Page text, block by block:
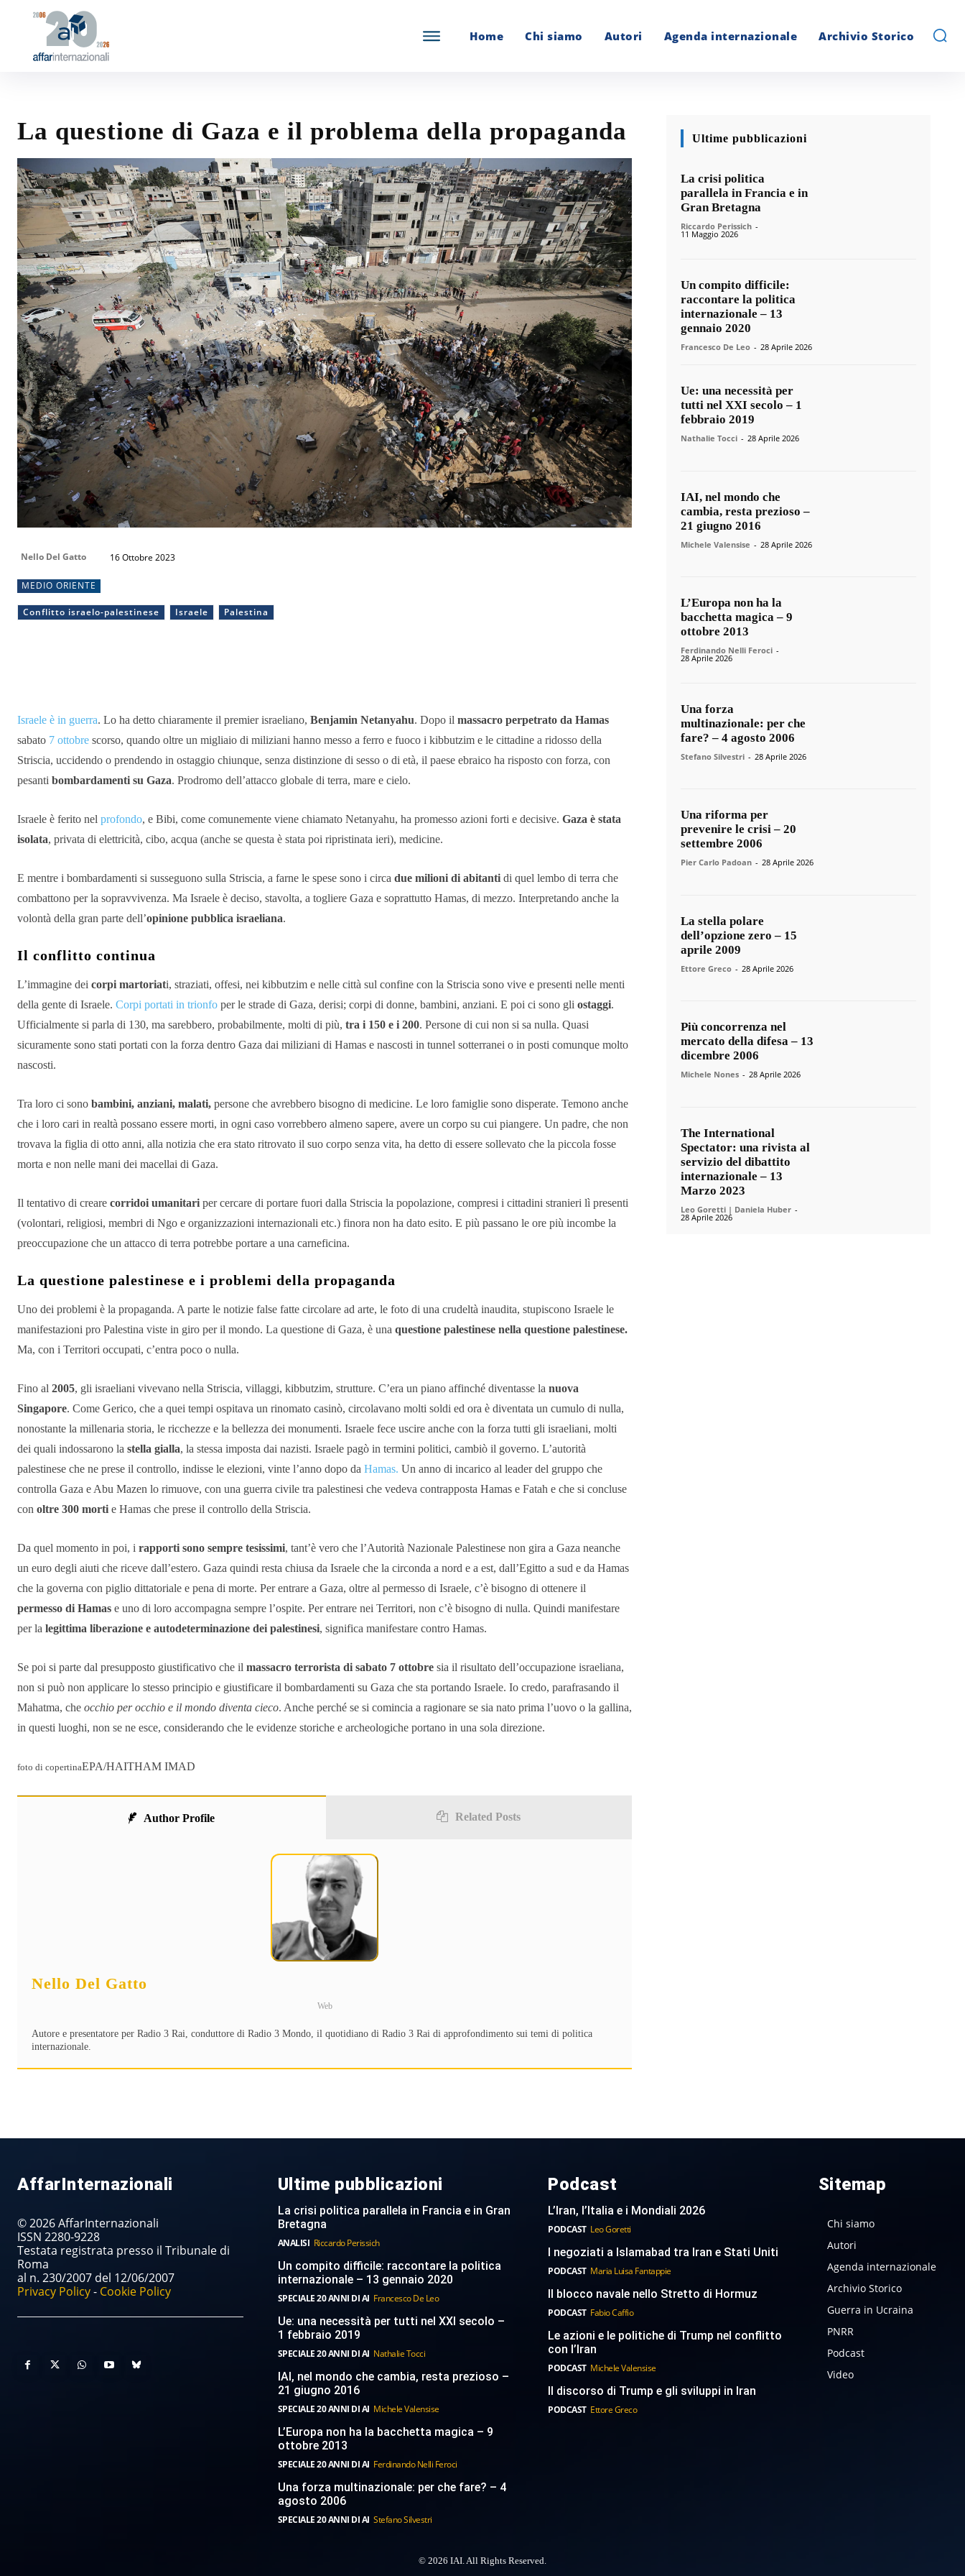
Home Chi siamo Autori Agenda internazionale Archivio Storico
La questione di Gaza e il problema della propaganda
Nello Del Gatto 16 Ottobre 2023
MEDIO ORIENTE
Conflitto israelo-palestinese Israele Palestina
Israele è in guerra. Lo ha detto chiaramente il premier israeliano, Benjamin Netanyahu. Dopo il massacro perpetrato da Hamas
sabato 7 ottobre scorso, quando oltre un migliaio di miliziani hanno messo a ferro e fuoco i kibbutzim e le cittadine a ridosso della
Striscia, uccidendo o prendendo in ostaggio chiunque, senza distinzione di sesso o di età, il paese ebraico ha risposto con forza, con
pesanti bombardamenti su Gaza. Prodromo dell’attacco globale di terra, mare e cielo.
Israele è ferito nel profondo, e Bibi, come comunemente viene chiamato Netanyahu, ha promesso azioni forti e decisive. Gaza è stata
isolata, privata di elettricità, cibo, acqua (anche se questa è stata poi ripristinata ieri), medicine.
E mentre i bombardamenti si susseguono sulla Striscia, a farne le spese sono i circa due milioni di abitanti di quel lembo di terra che
combattono per la sopravvivenza. Ma Israele è deciso, stavolta, a togliere Gaza e soprattutto Hamas, di mezzo. Interpretando anche la
volontà della gran parte dell’opinione pubblica israeliana.
Il conflitto continua
L’immagine dei corpi martoriati, straziati, offesi, nei kibbutzim e nelle città sul confine con la Striscia sono vive e presenti nelle menti
della gente di Israele. Corpi portati in trionfo per le strade di Gaza, derisi; corpi di donne, bambini, anziani. E poi ci sono gli ostaggi.
Ufficialmente si parla di 130, ma sarebbero, probabilmente, molti di più, tra i 150 e i 200. Persone di cui non si sa nulla. Quasi
sicuramente sono stati portati con la forza dentro Gaza dai miliziani di Hamas e nascosti in tunnel sotterranei o in posti comunque molto
nascosti.
Tra loro ci sono bambini, anziani, malati, persone che avrebbero bisogno di medicine. Le loro famiglie sono disperate. Temono anche
che i loro cari in realtà possano essere morti, in ogni caso vorrebbero almeno sapere, avere un corpo su cui piangere. Un padre, che non
trovava la figlia di otto anni, alla notizia che era stato ritrovato il suo corpo senza vita, ha detto di essere sollevato che la piccola fosse
morta e non nelle mani dei macellai di Gaza.
Il tentativo di creare corridoi umanitari per cercare di portare fuori dalla Striscia la popolazione, compresi i cittadini stranieri lì presenti
(volontari, religiosi, membri di Ngo e organizzazioni internazionali etc.) finora non ha dato esito. E più passano le ore più incombe la
preoccupazione che un attacco di terra potrebbe portare a una carneficina.
La questione palestinese e i problemi della propaganda
Uno dei problemi è la propaganda. A parte le notizie false fatte circolare ad arte, le foto di una crudeltà inaudita, stupiscono Israele le
manifestazioni pro Palestina viste in giro per il mondo. La questione di Gaza, è una questione palestinese nella questione palestinese.
Ma, con i Territori occupati, c’entra poco o nulla.
Fino al 2005, gli israeliani vivevano nella Striscia, villaggi, kibbutzim, strutture. C’era un piano affinché diventasse la nuova
Singapore. Come Gerico, che a quei tempi ospitava un rinomato casinò, circolavano molti soldi ed ora è diventata un cumulo di nulla,
nonostante la millenaria storia, le ricchezze e la bellezza dei monumenti. Israele fece uscire anche con la forza tutti gli israeliani, molti
dei quali indossarono la stella gialla, la stessa imposta dai nazisti. Israele pagò in termini politici, cambiò il governo. L’autorità
palestinese che ne prese il controllo, indisse le elezioni, vinte l’anno dopo da Hamas. Un anno di incarico al leader del gruppo che
controlla Gaza e Abu Mazen lo rimuove, con una guerra civile tra palestinesi che vedeva contrapposta Hamas e Fatah e che si concluse
con oltre 300 morti e Hamas che prese il controllo della Striscia.
Da quel momento in poi, i rapporti sono sempre tesissimi, tant’è vero che l’Autorità Nazionale Palestinese non gira a Gaza neanche
un euro degli aiuti che riceve dall’estero. Gaza quindi resta chiusa da Israele che la circonda a nord e a est, dall’Egitto a sud e da Hamas
che la governa con piglio dittatoriale e pena di morte. Per entrare a Gaza, oltre al permesso di Israele, c’è bisogno di ottenere il
permesso di Hamas e uno di loro accompagna sempre l’ospite. Per entrare nei Territori, non c’è bisogno di nulla. Quindi manifestare
per la legittima liberazione e autodeterminazione dei palestinesi, significa manifestare contro Hamas.
Se poi si parte dal presupposto giustificativo che il massacro terrorista di sabato 7 ottobre sia il risultato dell’occupazione israeliana,
non si può non applicare lo stesso principio e giustificare il bombardamenti su Gaza che sta portando Israele. Io credo, parafrasando il
Mahatma, che occhio per occhio e il mondo diventa cieco. Anche perché se si comincia a ragionare se sia nato prima l’uovo o la gallina,
in questi luoghi, non se ne esce, considerando che le evidenze storiche e archeologiche portano in una sola direzione.
foto di copertinaEPA/HAITHAM IMAD
Author Profile Related Posts
Nello Del Gatto
Web
Autore e presentatore per Radio 3 Rai, conduttore di Radio 3 Mondo, il quotidiano di Radio 3 Rai di approfondimento sui temi di politica
internazionale.
Ultime pubblicazioni
La crisi politica
parallela in Francia e in
Gran Bretagna
Riccardo Perissich -
11 Maggio 2026
Un compito difficile:
raccontare la politica
internazionale – 13
gennaio 2020
Francesco De Leo - 28 Aprile 2026
Ue: una necessità per
tutti nel XXI secolo – 1
febbraio 2019
Nathalie Tocci - 28 Aprile 2026
IAI, nel mondo che
cambia, resta prezioso –
21 giugno 2016
Michele Valensise - 28 Aprile 2026
L’Europa non ha la
bacchetta magica – 9
ottobre 2013
Ferdinando Nelli Feroci -
28 Aprile 2026
Una forza
multinazionale: per che
fare? – 4 agosto 2006
Stefano Silvestri - 28 Aprile 2026
Una riforma per
prevenire le crisi – 20
settembre 2006
Pier Carlo Padoan - 28 Aprile 2026
La stella polare
dell’opzione zero – 15
aprile 2009
Ettore Greco - 28 Aprile 2026
Più concorrenza nel
mercato della difesa – 13
dicembre 2006
Michele Nones - 28 Aprile 2026
The International
Spectator: una rivista al
servizio del dibattito
internazionale – 13
Marzo 2023
Leo Goretti | Daniela Huber -
28 Aprile 2026
AffarInternazionali
© 2026 AffarInternazionali
ISSN 2280-9228
Testata registrata presso il Tribunale di
Roma
al n. 230/2007 del 12/06/2007
Privacy Policy- Cookie Policy
Ultime pubblicazioni
La crisi politica parallela in Francia e in Gran
Bretagna
ANALISI Riccardo Perissich
Un compito difficile: raccontare la politica
internazionale – 13 gennaio 2020
SPECIALE 20 ANNI DI AI Francesco De Leo
Ue: una necessità per tutti nel XXI secolo –
1 febbraio 2019
SPECIALE 20 ANNI DI AI Nathalie Tocci
IAI, nel mondo che cambia, resta prezioso –
21 giugno 2016
SPECIALE 20 ANNI DI AI Michele Valensise
L’Europa non ha la bacchetta magica – 9
ottobre 2013
SPECIALE 20 ANNI DI AI Ferdinando Nelli Feroci
Una forza multinazionale: per che fare? – 4
agosto 2006
SPECIALE 20 ANNI DI AI Stefano Silvestri
Podcast
L’Iran, l’Italia e i Mondiali 2026
PODCAST Leo Goretti
I negoziati a Islamabad tra Iran e Stati Uniti
PODCAST Maria Luisa Fantappie
Il blocco navale nello Stretto di Hormuz
PODCAST Fabio Caffio
Le azioni e le politiche di Trump nel conflitto
con l’Iran
PODCAST Michele Valensise
Il discorso di Trump e gli sviluppi in Iran
PODCAST Ettore Greco
Sitemap
Chi siamo
Autori
Agenda internazionale
Archivio Storico
Guerra in Ucraina
PNRR
Podcast
Video
© 2026 IAI. All Rights Reserved.